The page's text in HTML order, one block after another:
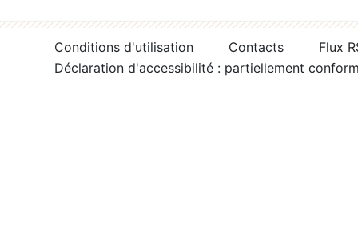
Conditions d'utilisation Contacts
Flux
Déclaration d'accessibilité : partiellement